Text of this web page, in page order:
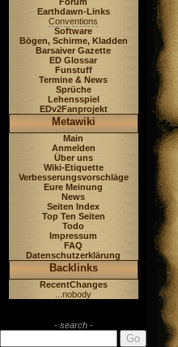
Earthdawn-Links
Conventions
Software
Bögen, Schirme, Kladden
Barsaiver Gazette
ED Glossar
Funstuff
Termine & News
Sprüche
Lehensspiel
EDv2Fanprojekt
Metawiki
Main
Anmelden
Über uns
Wiki-Etiquette
Verbesserungsvorschläge
Eure Meinung
News
Seiten Index
Top Ten Seiten
Todo
Impressum
FAQ
Datenschutzerklärung
Backlinks
RecentChanges
...nobody
- search -